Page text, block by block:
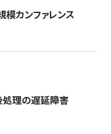
模カンファレンス
処理の遅延障害